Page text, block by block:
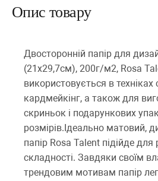
Опис товару
Двосторонній папір для
(21х29,7см), 200г/м2, Rosa
використовується в техніках
кардмейкінг, а також для
скриньок і подарункових
розмірів.Ідеально матовий,
папір Rosa Talent підійде для
складності. Завдяки своїм
трендовим мотивам папір